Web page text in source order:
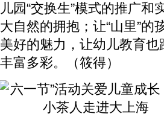
园“交换生”模式的推广和
自然的拥抱；让“山里”的
好的魅力，让幼儿教育
富多彩。（筱得）